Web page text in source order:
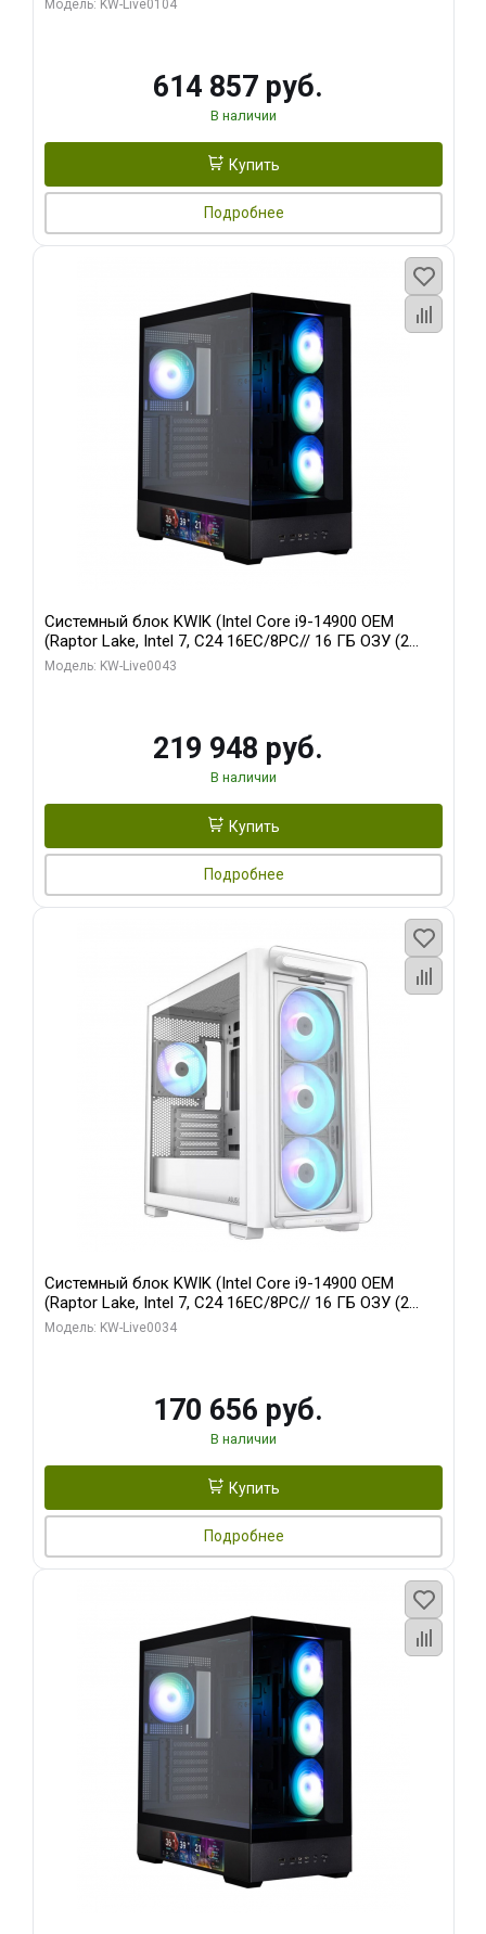
Модель: KW-Live0104
614 857 руб.
В наличии
Купить
Подробнее
Системный блок KWIK (Intel Core i9-14900 OEM
(Raptor Lake, Intel 7, C24 16EC/8PC// 16 ГБ ОЗУ (2
модуля)/ Palit RTX5070Ti GAMINGPRO-S OC 16GB
Модель: KW-Live0043
219 948 руб.
В наличии
Купить
Подробнее
Системный блок KWIK (Intel Core i9-14900 OEM
(Raptor Lake, Intel 7, C24 16EC/8PC// 16 ГБ ОЗУ (2
модуля)/ MSI RTX5060Ti VENTUS 2X PLUS 16GB
Модель: KW-Live0034
170 656 руб.
В наличии
Купить
Подробнее